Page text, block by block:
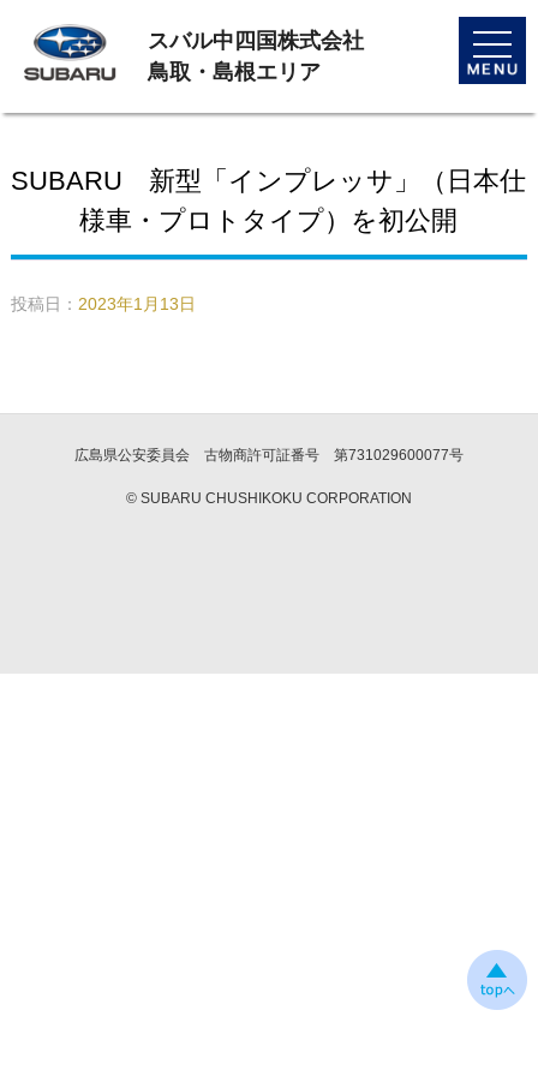
toggle
スバル中四国株式会社
鳥取・島根エリア
SUBARU 新型「インプレッサ」（日本仕
様車・プロトタイプ）を初公開
投稿日： 2023年1月13日
広島県公安委員会 古物商許可証番号 第731029600077号
© SUBARU CHUSHIKOKU CORPORATION